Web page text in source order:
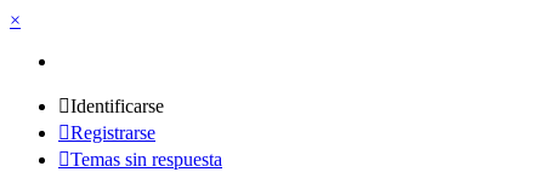
×
Identificarse
Registrarse
Temas sin respuesta